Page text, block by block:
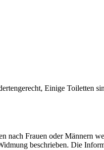
Einige Toiletten
Frauen oder Männern
beschrieben. Die